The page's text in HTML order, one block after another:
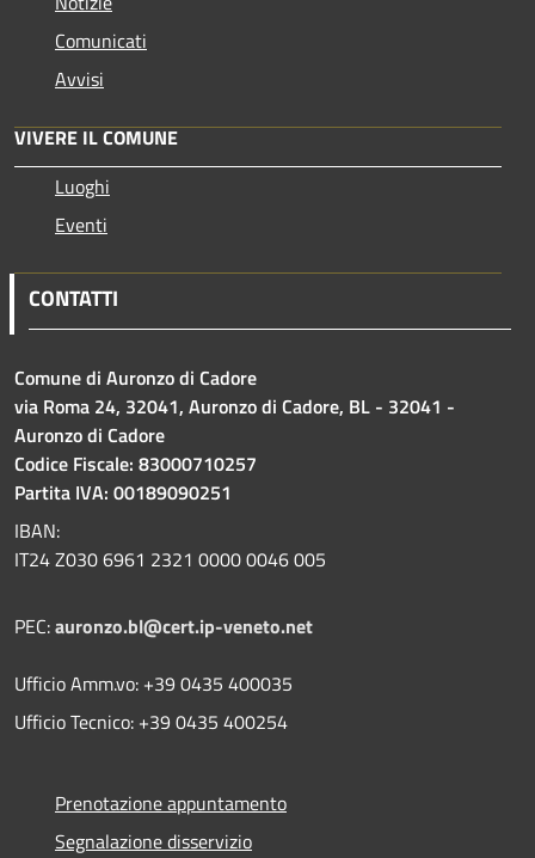
Comunicati
Avvisi
VIVERE IL COMUNE
Luoghi
Eventi
CONTATTI
Comune di Auronzo di Cadore
via Roma 24, 32041, Auronzo di Cadore, BL - 32041 -
Auronzo di Cadore
Codice Fiscale: 83000710257
Partita IVA: 00189090251
IBAN:
IT24 Z030 6961 2321 0000 0046 005
PEC:auronzo.bl@cert.ip-veneto.net
Ufficio Amm.vo: +39 0435 400035
Ufficio Tecnico: +39 0435 400254
Prenotazione appuntamento
Segnalazione disservizio